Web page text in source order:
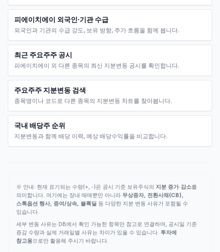
피에이치에이 외국인·기관 수급
외국인과 기관의 수급 강도, 보유 방향, 주가 흐름을 함께 봅니다.
최근 주요주주 공시
피에이치에이 외 다른 종목의 최신 지분변동 공시를 확인합니다.
주요주주 지분변동 검색
종목명이나 코드로 다른 종목의 지분변동 차트를 찾아봅니다.
국내 배당주 순위
지분변동과 함께 배당 이력, 예상 배당수익률을 비교합니다.
※ 안내: 현재 표기되는 수량(+, -)은 공시 기준 보유주식의 지분 증가·감소를
의미합니다. 여기에는 장내 매매뿐만 아니라 무상증자, 전환사채(CB),
스톡옵션 행사, 증여/상속, 블록딜 등 다양한 지분 변동 사유가 포함될 수
있습니다.
세부 변동 사유는 DB에서 확인 가능한 항목만 참고로 연결하며, 공시일 기준
증감 수량과 실제 거래일별 사유는 차이가 있을 수 있습니다. 투자에
참고용으로만 활용해 주시기 바랍니다.